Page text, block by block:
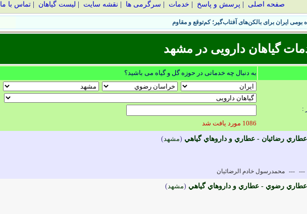
صفحه اصلی پرسش و پاسخ خدمات سرگرمی ها نقشه سایت لیست گیاهان |تماس با ما
گیاهان دارویی در مشهد
به دنبال چه خدماتی در حوزه گل و گیاه می باشید؟
:
1086 مورد یافت شد
عطاري رضائيان - عطاري و داروهاي گياهي (مشهد)
---
--- محمدرسول خادم الرضائيان
عطاري رضوي - عطاري و داروهاي گياهي (مشهد)